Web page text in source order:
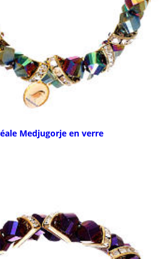
Medjugorje en verre